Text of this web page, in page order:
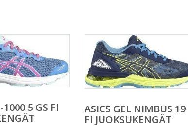
1000 5 GS FI
ASICS GEL NIMBUS 19
FI JUOKSUKENGÄT